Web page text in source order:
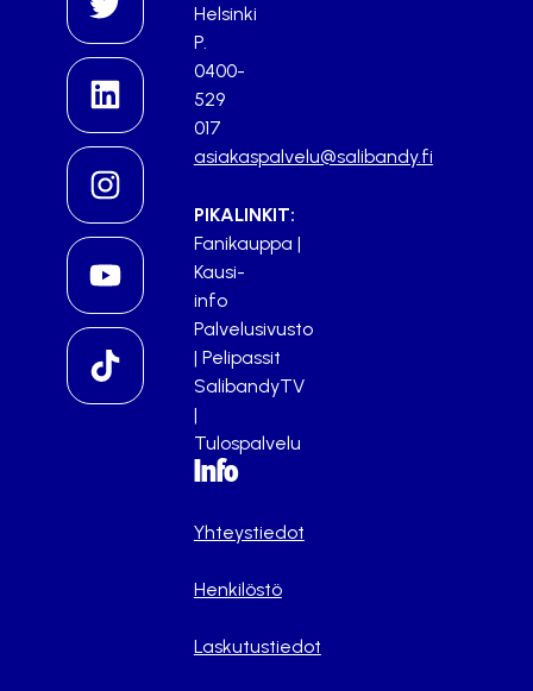
Helsinki
P.
0400-
529
017
asiakaspalvelu@salibandy.fi
PIKALINKIT:
Fanikauppa |
Kausi-
info
Palvelusivusto
| Pelipassit
SalibandyTV
|
Tulospalvelu
Info
Yhteystiedot
Henkilöstö
Laskutustiedot